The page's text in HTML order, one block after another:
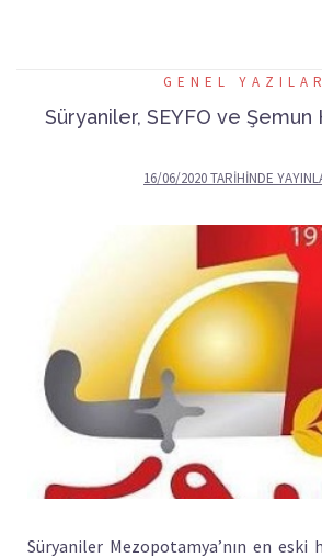
GENEL YAZILAR
Süryaniler, SEYFO ve Şemun
16/06/2020TARIHINDE
Süryaniler Mezopotamya’nın en eski